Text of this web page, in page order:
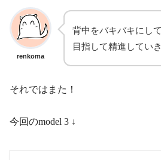
renkoma
背中をバキバキにし
目指して精進してい
それではまた！
今回のmodel 3 ↓